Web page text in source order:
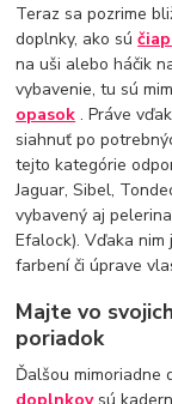
Teraz sa pozrime
doplnky, ako sú
na uši alebo háčik
vybavenie, tu sú
opasok . Práve
siahnuť po
tejto kategórie
Jaguar, Sibel,
vybavený aj
Efalock). Vďaka
farbení či úprave
Majte vo
poriadok
Ďalšou mimoriadne